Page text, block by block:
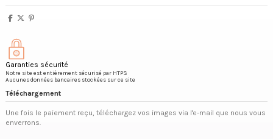
Garanties sécurité
Notre site est entièrement sécurisé par HTPS
Aucunes données bancaires stockées sur ce site
Téléchargement
Une fois le paiement reçu, téléchargez vos images via l'e-mail que nous vous
enverrons.